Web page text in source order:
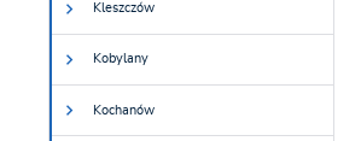
Kleszczów
Kobylany
Kochanów